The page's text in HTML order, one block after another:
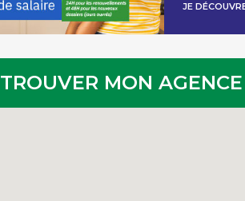
JE
TROUVER MON AGENCE